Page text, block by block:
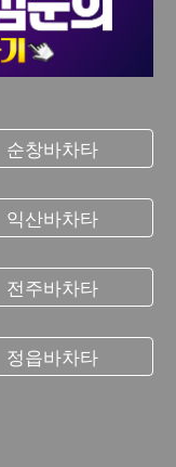
순창바차타
익산바차타
전주바차타
정읍바차타